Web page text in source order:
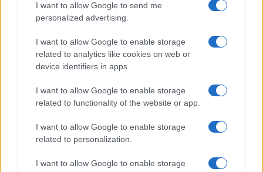
I want to allow Google to send me
personalized advertising.
I want to allow Google to enable storage
related to analytics like cookies on web or
device identifiers in apps.
I want to allow Google to enable storage
related to functionality of the website or app.
I want to allow Google to enable storage
related to personalization.
I want to allow Google to enable storage
Film più cercati
Frasi sul cinema
SERVIZI
Mappa del sito
Cookie Policy
Frasi suddivise per tema
Indice degli autori
Aforismi .meglio.it è l'archivio web dedicato a frasi,